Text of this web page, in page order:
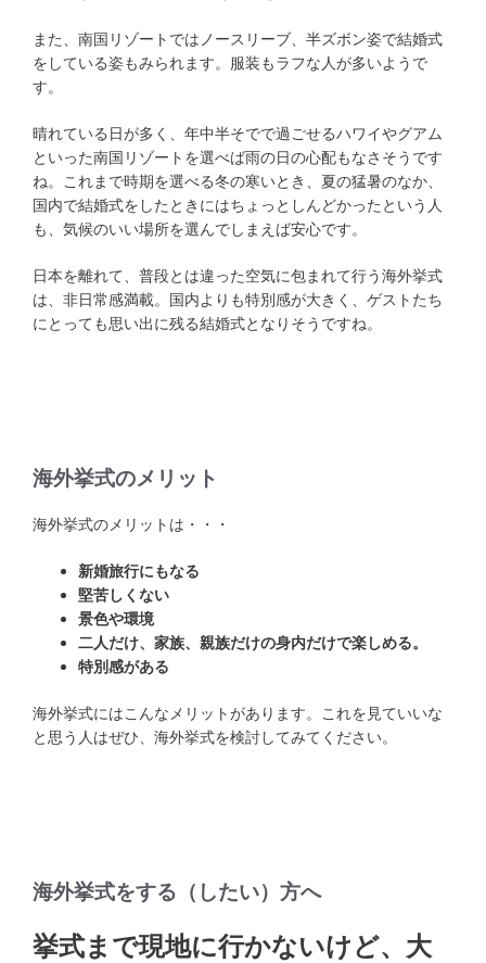
また、南国リゾートではノースリーブ、半ズボン姿で結婚式
をしている姿もみられます。服装もラフな人が多いようで
す。
晴れている日が多く、年中半そでで過ごせるハワイやグアム
といった南国リゾートを選べば雨の日の心配もなさそうです
ね。これまで時期を選べる冬の寒いとき、夏の猛暑のなか、
国内で結婚式をしたときにはちょっとしんどかったという人
も、気候のいい場所を選んでしまえば安心です。
日本を離れて、普段とは違った空気に包まれて行う海外挙式
は、非日常感満載。国内よりも特別感が大きく、ゲストたち
にとっても思い出に残る結婚式となりそうですね。
海外挙式のメリット
海外挙式のメリットは・・・
新婚旅行にもなる
堅苦しくない
景色や環境
二人だけ、家族、親族だけの身内だけで楽しめる。
特別感がある
海外挙式にはこんなメリットがあります。これを見ていいな
と思う人はぜひ、海外挙式を検討してみてください。
海外挙式をする（したい）方へ
挙式まで現地に行かないけど、大